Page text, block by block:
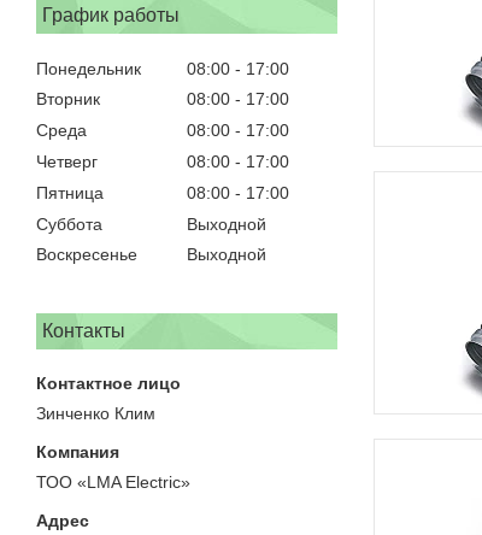
График работы
Понедельник 08:00
17:00
Вторник
08:00
17:00
Среда
08:00
17:00
Четверг
08:00
17:00
Пятница
08:00
17:00
Суббота
Выходной
Воскресенье
Выходной
Контакты
Зинченко Клим
ТОО «LMA Electric»